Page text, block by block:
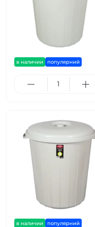
в наличии популярний
в наличии популярний